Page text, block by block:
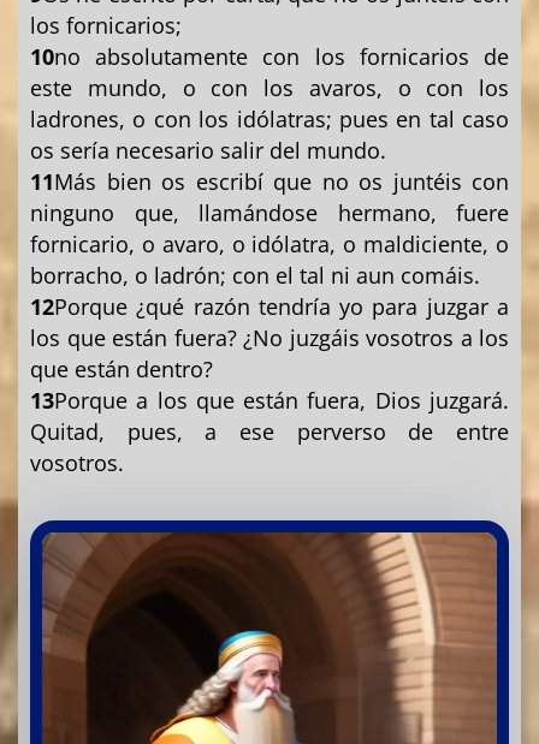
los fornicarios;
10no absolutamente con los fornicarios de
este mundo, o con los avaros, o con los
ladrones, o con los idólatras; pues en tal caso
os sería necesario salir del mundo.
11Más bien os escribí que no os juntéis con
ninguno que, llamándose hermano, fuere
fornicario, o avaro, o idólatra, o maldiciente, o
borracho, o ladrón; con el tal ni aun comáis.
12Porque ¿qué razón tendría yo para juzgar a
los que están fuera? ¿No juzgáis vosotros a los
que están dentro?
13Porque a los que están fuera, Dios juzgará.
Quitad, pues, a ese perverso de entre
vosotros.